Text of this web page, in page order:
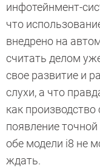
инфотейнмент-
что
внедрено на
считать делом
свое развитие и
слухи, а что
как производство
появление
обе модели i8 не
ждать.